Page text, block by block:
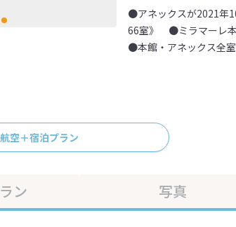
●アネックスが2021年
66室》 ●ミラマーレ
●本館・アネックス全
航空＋宿泊プラン
ン 写真